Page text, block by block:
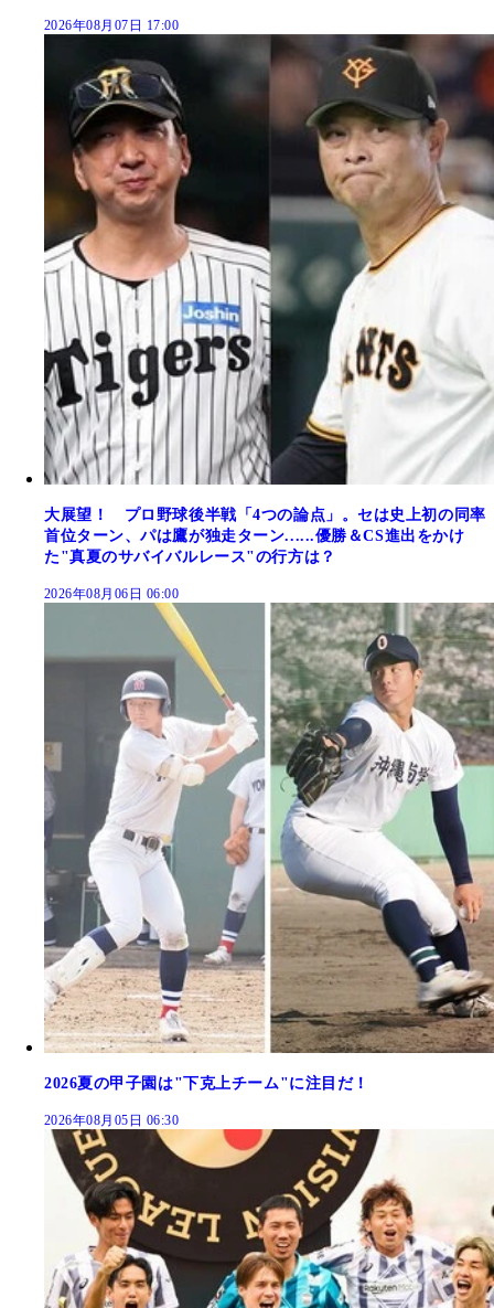
2026年08月07日 17:00
大展望！ プロ野球後半戦「4つの論点」。セは史上初の同率
首位ターン、パは鷹が独走ターン......優勝＆CS進出をかけ
た"真夏のサバイバルレース"の行方は？
2026年08月06日 06:00
2026夏の甲子園は"下克上チーム"に注目だ！
2026年08月05日 06:30